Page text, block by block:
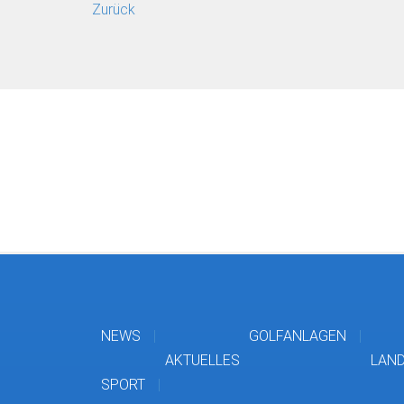
Zurück
NEWS
AKTUELLES
GOLFANLAGEN
SPORT